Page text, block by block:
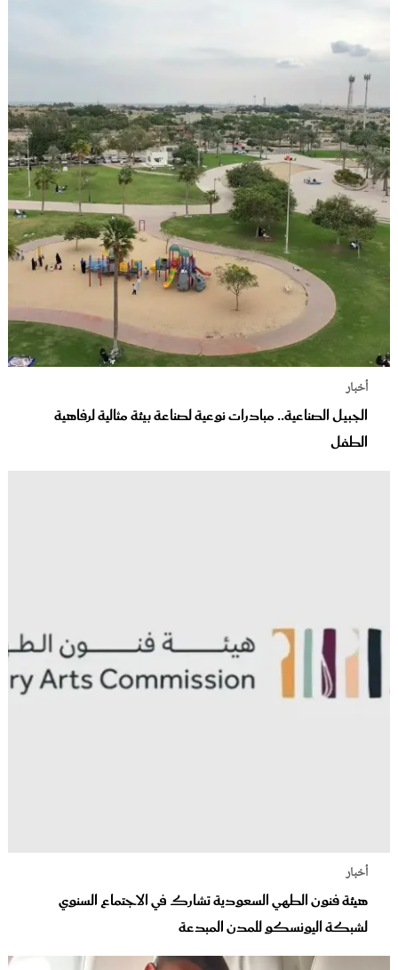
أخبار
الجبيل الصناعية.. مبادرات نوعية لصناعة بيئة مثالية لرفاهية
الطفل
أخبار
هيئة فنون الطهي السعودية تشارك في الاجتماع السنوي
لشبكة اليونسكو للمدن المبدعة